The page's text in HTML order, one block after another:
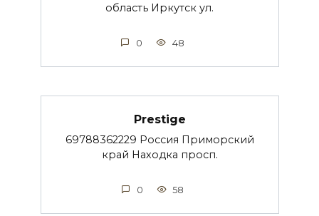
область Иркутск ул.
0 48
Prestige
69788362229 Россия Приморский
край Находка просп.
0 58